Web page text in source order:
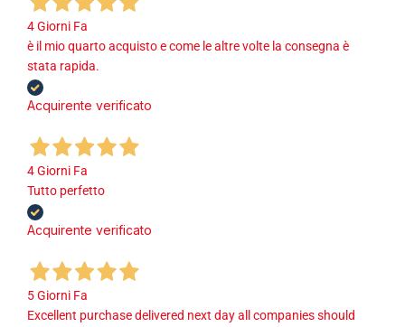
4 Giorni Fa
è il mio quarto acquisto e come le altre volte la consegna è
stata rapida.
Acquirente verificato
4 Giorni Fa
Tutto perfetto
Acquirente verificato
5 Giorni Fa
Excellent purchase delivered next day all companies should